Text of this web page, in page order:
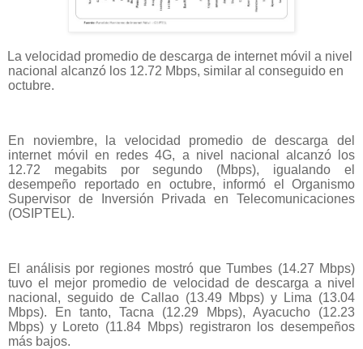
La velocidad promedio de descarga de internet móvil a nivel
nacional alcanzó los 12.72 Mbps, similar al conseguido en
octubre.
En noviembre, la velocidad promedio de descarga del
internet móvil en redes 4G, a nivel nacional alcanzó los
12.72 megabits por segundo (Mbps), igualando el
desempeño reportado en octubre, informó el Organismo
Supervisor de Inversión Privada en Telecomunicaciones
(OSIPTEL).
El análisis por regiones mostró que Tumbes (14.27 Mbps)
tuvo el mejor promedio de velocidad de descarga a nivel
nacional, seguido de Callao (13.49 Mbps) y Lima (13.04
Mbps). En tanto, Tacna (12.29 Mbps), Ayacucho (12.23
Mbps) y Loreto (11.84 Mbps) registraron los desempeños
más bajos.